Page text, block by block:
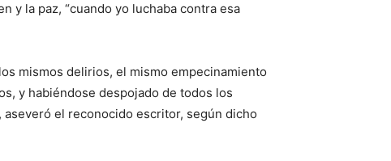
y la paz, “cuando yo luchaba contra esa
mismos delirios, el mismo empecinamiento
y habiéndose despojado de todos los
el reconocido escritor, según dicho